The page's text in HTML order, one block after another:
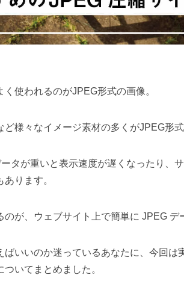
く使われるのがJPEG形式の画像。
ど様々なイメージ素材の多くがJPEG形式
タが重いと表示速度が遅くなったり、
ります。
のが、ウェブサイト上で簡単に JPEG デ
ばいいのか迷っているあなたに、今回
いてまとめました。